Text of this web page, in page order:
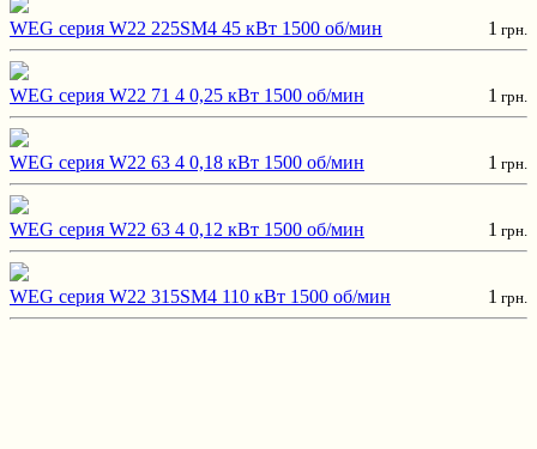
WEG серия W22 225SM4 45 кВт 1500 об/мин 1 грн.
WEG серия W22 71 4 0,25 кВт 1500 об/мин 1 грн.
WEG серия W22 63 4 0,18 кВт 1500 об/мин 1 грн.
WEG серия W22 63 4 0,12 кВт 1500 об/мин 1 грн.
WEG серия W22 315SM4 110 кВт 1500 об/мин 1 грн.